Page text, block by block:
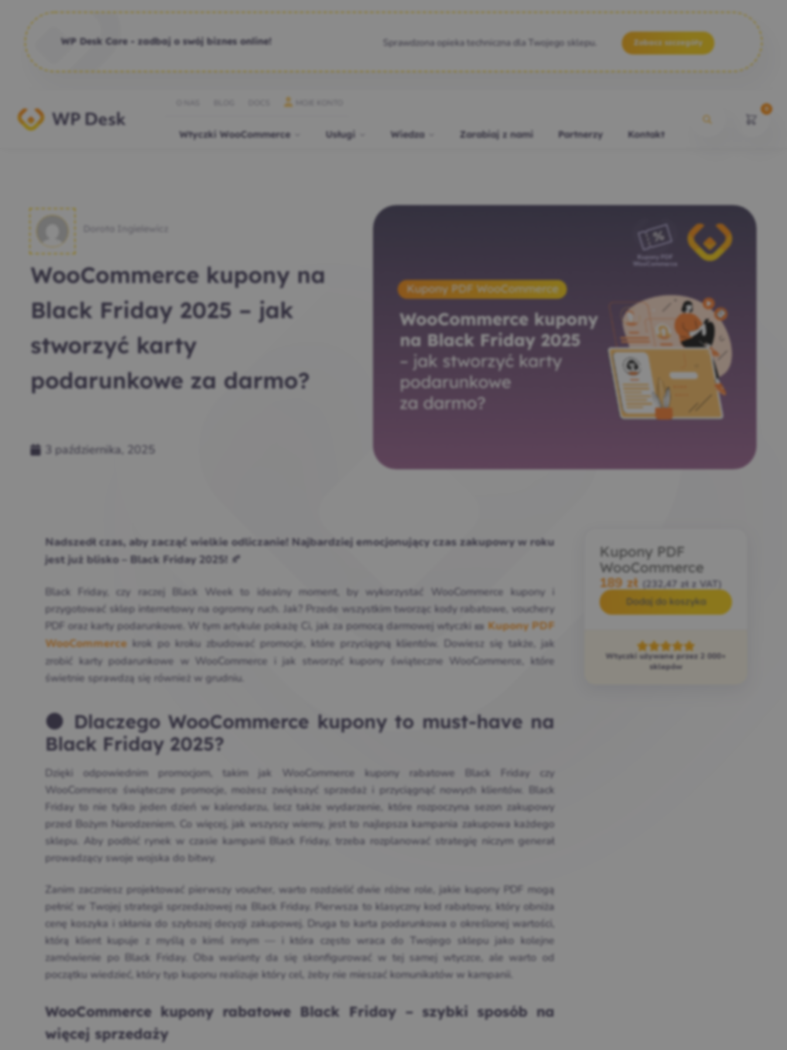
WP Desk Care - zadbaj o swój biznes online! Sprawdzona opieka techniczna dla Twojego sklepu. Zobacz szczegóły
Wtyczki WooCommerce Usługi Wiedza Zarabiaj z nami Partnerzy Kontakt
WooCommerce kupony na
Black Friday 2025 – jak
stworzyć karty
podarunkowe za darmo?
3 października, 2025
Nadszedł czas, aby zacząć wielkie odliczanie! Najbardziej emocjonujący czas zakupowy w roku
jest już blisko – Black Friday 2025!
🍂
Black Friday, czy raczej Black Week to idealny moment, by wykorzystać WooCommerce kupony i
przygotować sklep internetowy na ogromny ruch. Jak? Przede wszystkim tworząc kody rabatowe, vouchery
PDF oraz karty podarunkowe. W tym artykule pokażę Ci, jak za pomocą darmowej wtyczki 🎫 Kupony PDF
WooCommerce
krok po kroku zbudować promocje, które przyciągną klientów. Dowiesz się także, jak
zrobić karty podarunkowe w WooCommerce i jak stworzyć kupony świąteczne WooCommerce, które
świetnie sprawdzą się również w grudniu.
⚫ Dlaczego WooCommerce kupony to must-have na
Black Friday 2025?
Dzięki odpowiednim promocjom, takim jak WooCommerce kupony rabatowe Black Friday czy
WooCommerce świąteczne promocje, możesz zwiększyć sprzedaż i przyciągnąć nowych klientów. Black
Friday to nie tylko jeden dzień w kalendarzu, lecz także wydarzenie, które rozpoczyna sezon zakupowy
przed Bożym Narodzeniem. Co więcej, jak wszyscy wiemy, jest to najlepsza kampania zakupowa każdego
sklepu. Aby podbić rynek w czasie kampanii Black Friday, trzeba rozplanować strategię niczym generał
prowadzący swoje wojska do bitwy.
Zanim zaczniesz projektować pierwszy voucher, warto rozdzielić dwie różne role, jakie kupony PDF mogą
pełnić w Twojej strategii sprzedażowej na Black Friday. Pierwsza to klasyczny kod rabatowy, który obniża
cenę koszyka i skłania do szybszej decyzji zakupowej. Druga to karta podarunkowa o określonej wartości,
którą klient kupuje z myślą o kimś innym — i która często wraca do Twojego sklepu jako kolejne
zamówienie po Black Friday. Oba warianty da się skonfigurować w tej samej wtyczce, ale warto od
początku wiedzieć, który typ kuponu realizuje który cel, żeby nie mieszać komunikatów w kampanii.
WooCommerce kupony rabatowe Black Friday – szybki sposób na
więcej sprzedaży
Kupony PDF
WooCommerce
189 zł zł
z VAT)
Dodaj do koszyka
Wtyczki używane przez 2 000+
sklepów